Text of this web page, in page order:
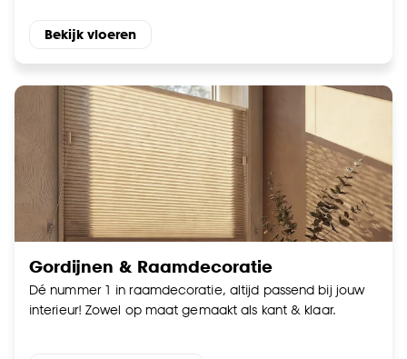
Bekijk vloeren
Gordijnen & Raamdecoratie
Dé nummer 1 in raamdecoratie, altijd passend bij jouw
interieur! Zowel op maat gemaakt als kant & klaar.